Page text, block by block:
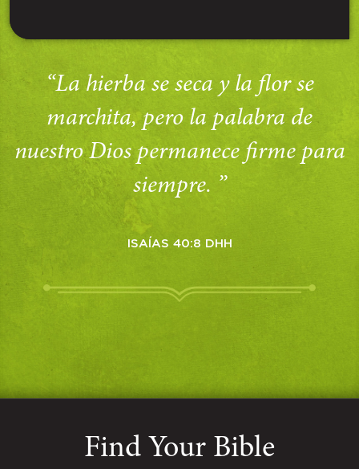
“La hierba se seca y la flor se
marchita, pero la palabra de
nuestro Dios permanece firme para
siempre. ”
ISAÍAS 40:8 DHH
Find Your Bible